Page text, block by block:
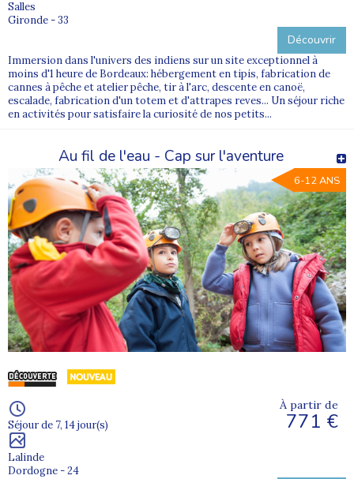
Salles
Gironde - 33
Découvrir
Immersion dans l'univers des indiens sur un site exceptionnel à
moins d'1 heure de Bordeaux: hébergement en tipis, fabrication de
cannes à pêche et atelier pêche, tir à l'arc, descente en canoë,
escalade, fabrication d'un totem et d'attrapes reves... Un séjour riche
en activités pour satisfaire la curiosité de nos petits...
Au fil de l'eau - Cap sur l'aventure
6-12 ANS
Séjour de 7, 14 jour(s)
Lalinde
Dordogne - 24
À partir de
771 €